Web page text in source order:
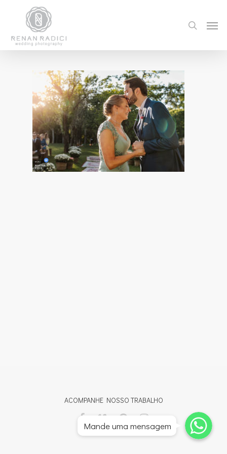
ACOMPANHE NOSSO TRABALHO
Whatsapp
Whatsapp
Whatsapp
Mande uma mensagem